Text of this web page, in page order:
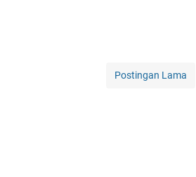
Postingan Lama